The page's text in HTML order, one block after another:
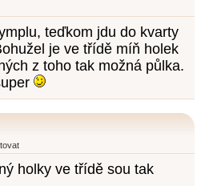
teďkom jdu do kvarty
je ve třídě míň holek
z toho tak možná půlka.
holky ve třídě sou tak